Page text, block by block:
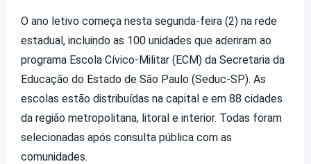
O ano letivo começa nesta segunda-feira (2) na rede
estadual, incluindo as 100 unidades que aderiram ao
programa Escola Cívico-Militar (ECM) da Secretaria da
Educação do Estado de São Paulo (Seduc-SP). As
escolas estão distribuídas na capital e em 88 cidades
da região metropolitana, litoral e interior. Todas foram
selecionadas após consulta pública com as
comunidades.